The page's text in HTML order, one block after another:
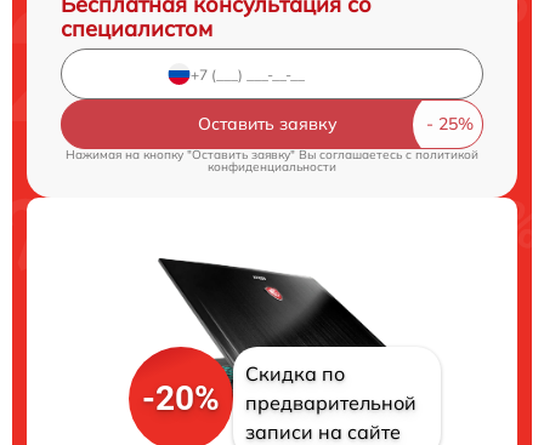
специалистом
Оставить заявку
Нажимая на кнопку "Оставить заявку" Вы соглашаетесь cполитикой
конфиденциальности
-20%
Скидка по
предварительной
записи на сайте